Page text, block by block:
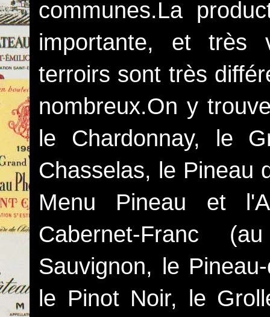
communes.La
importante, et très
terroirs sont très
nombreux.On y
le Chardonnay, le
Chasselas, le Pineau
Menu Pineau et
Cabernet-Franc
Sauvignon, le
le Pinot Noir, le